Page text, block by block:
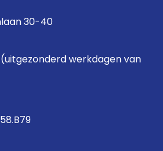
30-40
werkdagen van